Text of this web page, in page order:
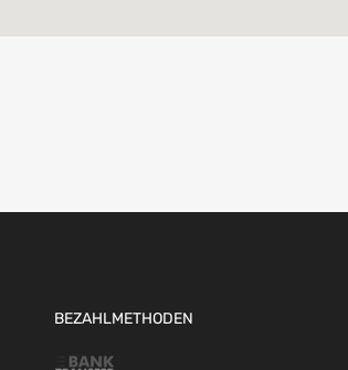
BEZAHLMETHODEN